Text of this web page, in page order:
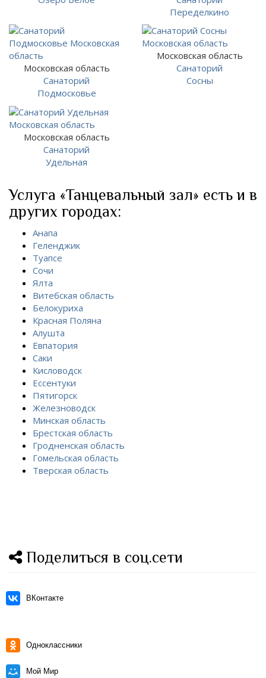
Переделкино
Московская область
Санаторий
Подмосковье
Московская область
Санаторий
Сосны
Московская область
Санаторий
Удельная
Услуга «Танцевальный зал» есть и в
других городах:
Анапа
Геленджик
Туапсе
Сочи
Ялта
Витебская область
Белокуриха
Красная Поляна
Алушта
Евпатория
Саки
Кисловодск
Ессентуки
Пятигорск
Железноводск
Минская область
Брестская область
Гродненская область
Гомельская область
Тверская область
Поделиться в соц.сети
ВКонтакте
Одноклассники
Мой Мир